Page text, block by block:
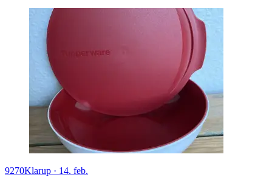
9270Klarup · 14. feb.